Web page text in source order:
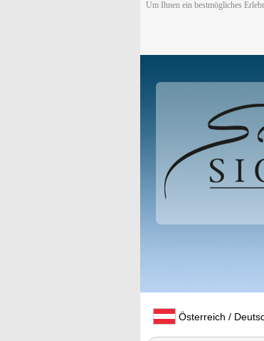
Um Ihnen ein bestmögliches
Österreich /